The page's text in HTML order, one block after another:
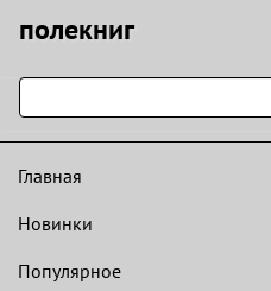
полекниг
Главная
Новинки
Популярное